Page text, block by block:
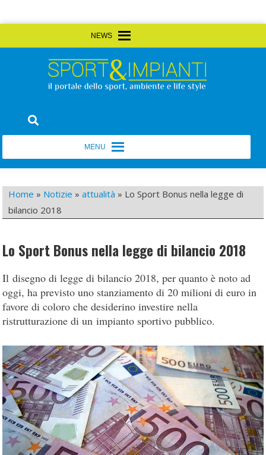
to
Sport&Impianti
Home » Notizie »attualità » Lo Sport Bonus nella legge di
bilancio 2018
Lo Sport Bonus nella legge di bilancio 2018
Il disegno di legge di bilancio 2018, per quanto è noto ad
oggi, ha previsto uno stanziamento di 20 milioni di euro in
favore di coloro che desiderino investire nella
ristrutturazione di un impianto sportivo pubblico.